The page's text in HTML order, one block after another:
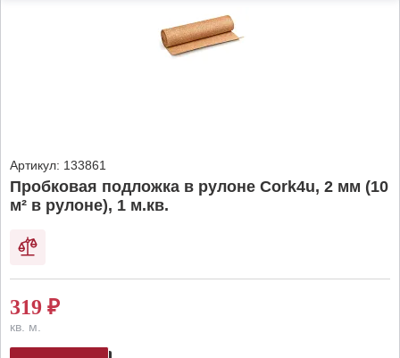
Артикул: 133861
Пробковая подложка в рулоне Cork4u, 2 мм (10
м² в рулоне), 1 м.кв.
319 ₽
кв. м.